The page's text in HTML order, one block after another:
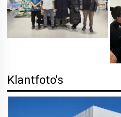
Klantfoto's